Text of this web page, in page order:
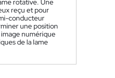
rotative. Une
reçu et pour
conducteur
une position
numérique
de la lame